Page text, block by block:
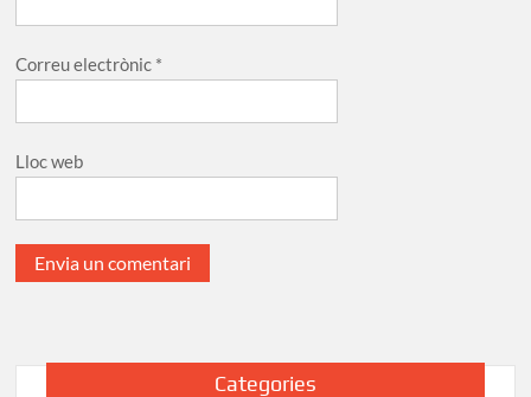
Correu electrònic *
Lloc web
Categories